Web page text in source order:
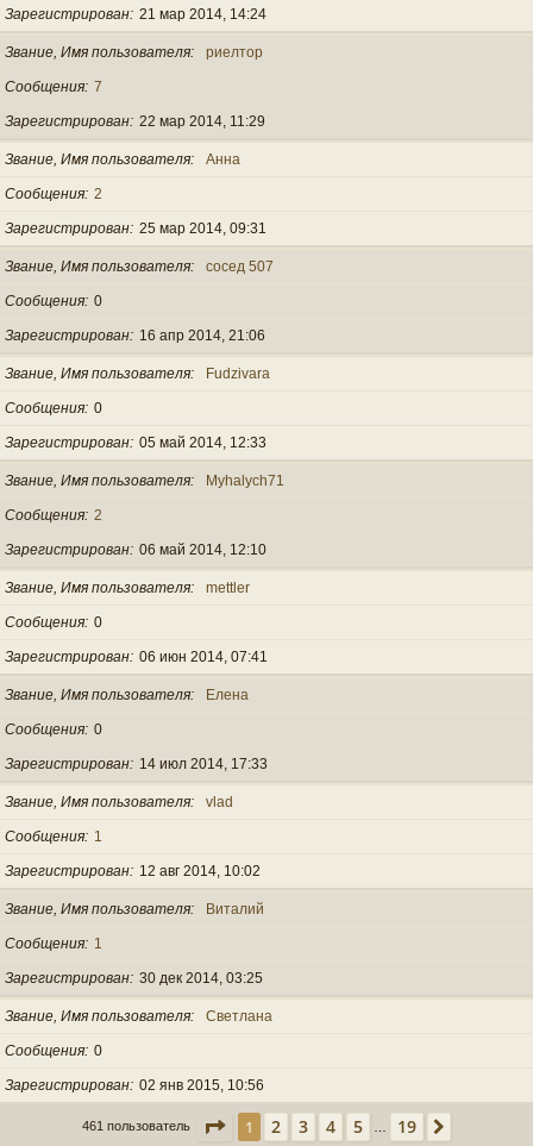
Зарегистрирован 21 мар 2014, 14:24
Звание, Имя пользователя риелтор
Сообщения 7
Зарегистрирован 22 мар 2014, 11:29
Звание, Имя пользователя Анна
Сообщения 2
Зарегистрирован 25 мар 2014, 09:31
Звание, Имя пользователя сосед 507
Сообщения 0
Зарегистрирован 16 апр 2014, 21:06
Звание, Имя пользователя Fudzivara
Сообщения 0
Зарегистрирован 05 май 2014, 12:33
Звание, Имя пользователя Myhalych71
Сообщения 2
Зарегистрирован 06 май 2014, 12:10
Звание, Имя пользователя mettler
Сообщения 0
Зарегистрирован 06 июн 2014, 07:41
Звание, Имя пользователя Елена
Сообщения 0
Зарегистрирован 14 июл 2014, 17:33
Звание, Имя пользователя vlad
Сообщения 1
Зарегистрирован 12 авг 2014, 10:02
Звание, Имя пользователя Виталий
Сообщения 1
Зарегистрирован 30 дек 2014, 03:25
Звание, Имя пользователя Светлана
Сообщения 0
Зарегистрирован 02 янв 2015, 10:56
461 пользователь Страница из 19
1 2 3 4 5 19